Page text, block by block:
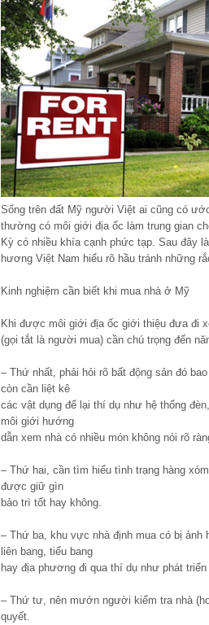
Sống trên đất Mỹ người Việt ai cũng có
thường có môi giới địa ốc làm trung gian
Kỳ có nhiều khía cạnh phức tạp. Sau đây
hương Việt Nam hiểu rõ hầu tránh những
Kinh nghiệm cần biết khi mua nhà ở Mỹ
Khi được môi giới địa ốc giới thiệu đưa đi
(gọi tắt là người mua) cần chú trọng đến
– Thứ nhất, phải hỏi rõ bất động sản đó
còn cần liệt kê
các vật dụng để lại thí dụ như hệ thống
môi giới hướng
dẫn xem nhà có nhiều món không nói rõ
– Thứ hai, cần tìm hiểu tình trạng hàng
được giữ gìn
bảo trì tốt hay không.
– Thứ ba, khu vực nhà định mua có bị
liên bang, tiểu bang
hay địa phương đi qua thí dụ như phát
– Thứ tư, nên mướn người kiểm tra nhà
quyết.